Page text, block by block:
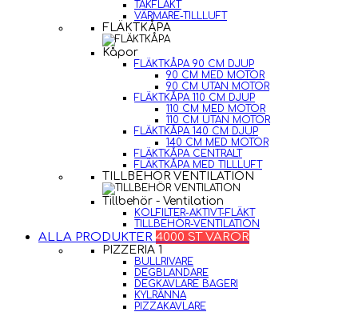
TAKFLÄKT
VÄRMARE-TILLLUFT
FLÄKTKÅPA
Kåpor
FLÄKTKÅPA 90 CM DJUP
90 CM MED MOTOR
90 CM UTAN MOTOR
FLÄKTKÅPA 110 CM DJUP
110 CM MED MOTOR
110 CM UTAN MOTOR
FLÄKTKÅPA 140 CM DJUP
140 CM MED MOTOR
FLÄKTKÅPA CENTRALT
FLÄKTKÅPA MED TILLLUFT
TILLBEHÖR VENTILATION
Tillbehör - Ventilation
KOLFILTER-AKTIVT-FLÄKT
TILLBEHÖR-VENTILATION
ALLA PRODUKTER 4000 ST VAROR
PIZZERIA 1
BULLRIVARE
DEGBLANDARE
DEGKAVLARE BAGERI
KYLRÄNNA
PIZZAKAVLARE